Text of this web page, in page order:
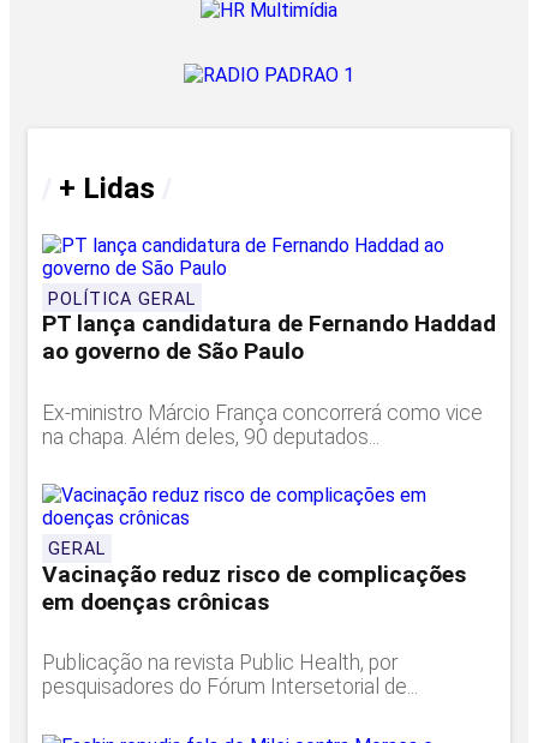
+ Lidas
POLÍTICA GERAL
PT lança candidatura de Fernando Haddad
ao governo de São Paulo
Ex-ministro Márcio França concorrerá como vice
na chapa. Além deles, 90 deputados...
GERAL
Vacinação reduz risco de complicações
em doenças crônicas
Publicação na revista Public Health, por
pesquisadores do Fórum Intersetorial de...